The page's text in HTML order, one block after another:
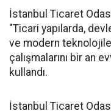
İstanbul Ticaret
"Ticari yapılarda,
ve modern
çalışmalarını bir an
kullandı.
İstanbul Ticaret